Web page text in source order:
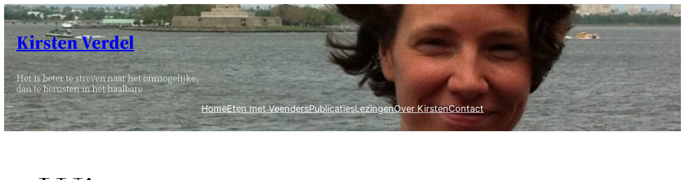
Ga
naar
inhoud
Kirsten Verdel
Het is beter te streven naar het onmogelijke,
dan te berusten in het haalbare
HomeEten met VeendersPublicatiesLezingenOver KirstenContact